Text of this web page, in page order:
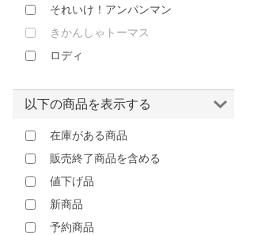
それいけ！アンパンマン
きかんしゃトーマス
ロディ
以下の商品を表示する
在庫がある商品
販売終了商品を含める
値下げ品
新商品
予約商品